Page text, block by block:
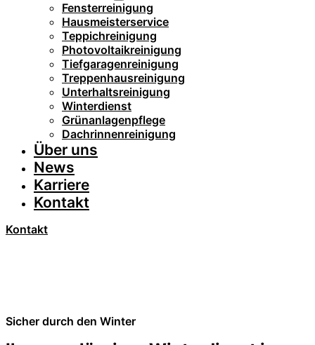
Fensterreinigung
Hausmeisterservice
Teppichreinigung
Photovoltaikreinigung
Tiefgaragenreinigung
Treppenhausreinigung
Unterhaltsreinigung
Winterdienst
Grünanlagenpflege
Dachrinnenreinigung
Über uns
News
Karriere
Kontakt
Kontakt
Sicher durch den Winter